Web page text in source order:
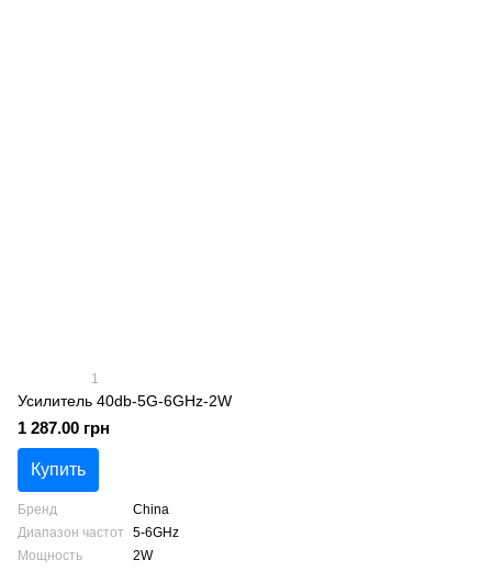
1
Усилитель 40db-5G-6GHz-2W
1 287.00 грн
Купить
Бренд
China
Диапазон частот
5-6GHz
Мощность
2W